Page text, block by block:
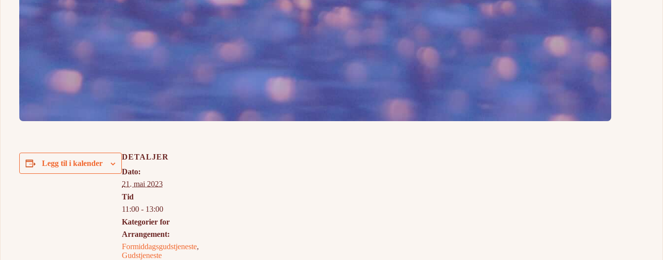
Legg til i kalender
DETALJER
Dato:
21. mai 2023
Tid
11:00 - 13:00
Kategorier for
Arrangement:
Formiddagsgudstjeneste,
Gudstjeneste